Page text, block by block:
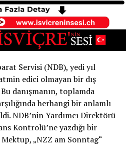
Servisi (NDB), yedi yıl
edici olmayan bir dış
danışmanın, toplamda
herhangi bir anlamlı
NDB’nin Yardımcı Direktörü
Kontrolü’ne yazdığı bir
„NZZ am Sonntag“